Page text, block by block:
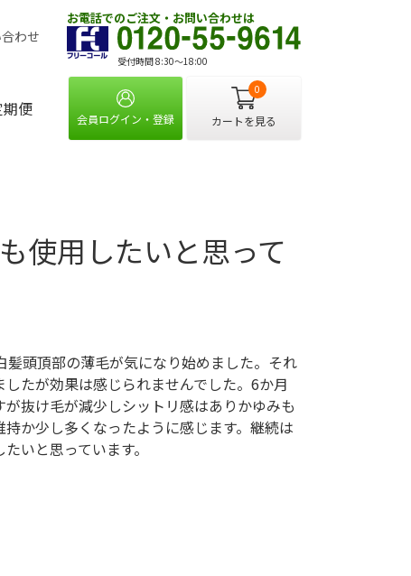
わせ
お電話でのご注文・お問い合わせは
受付時間 8:30〜18:00
期便 会員ログイン・登録
0
カートを見る
使用したいと思って
頭頂部の薄毛が気になり始めました。それ
たが効果は感じられませんでした。6か月
抜け毛が減少しシットリ感はありかゆみも
か少し多くなったように感じます。継続は
いと思っています。